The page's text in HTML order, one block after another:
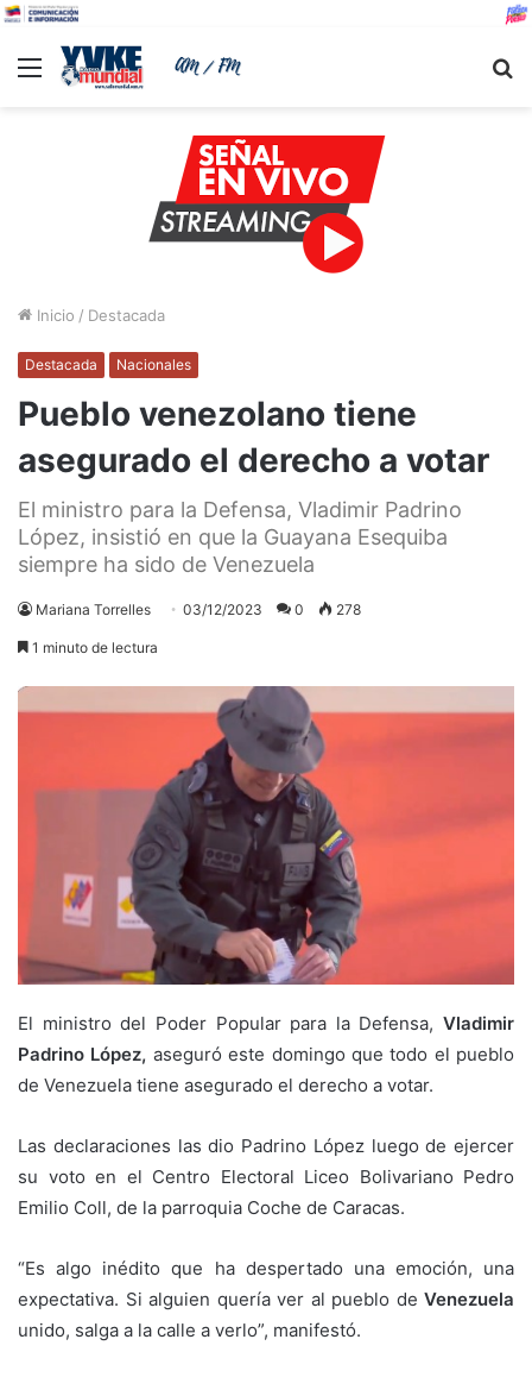
Menu
Inicio / Destacada
Destacada Nacionales
Pueblo venezolano tiene
asegurado el derecho a votar
El ministro para la Defensa, Vladimir Padrino
López, insistió en que la Guayana Esequiba
siempre ha sido de Venezuela
Mariana Torrelles 03/12/2023 0 278
1 minuto de lectura
El ministro del Poder Popular para la Defensa, Vladimir
Padrino López, aseguró este domingo que todo el pueblo
de Venezuela tiene asegurado el derecho a votar.
Las declaraciones las dio Padrino López luego de ejercer
su voto en el Centro Electoral Liceo Bolivariano Pedro
Emilio Coll, de la parroquia Coche de Caracas.
“Es algo inédito que ha despertado una emoción, una
expectativa. Si alguien quería ver al pueblo de Venezuela
unido, salga a la calle a verlo”, manifestó.